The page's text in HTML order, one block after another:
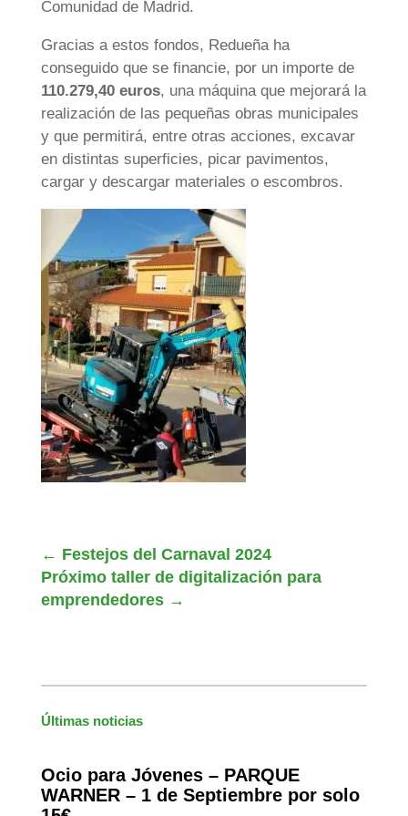
Comunidad de Madrid.
Gracias a estos fondos, Redueña ha
conseguido que se financie, por un importe de
110.279,40 euros, una máquina que mejorará la
realización de las pequeñas obras municipales
y que permitirá, entre otras acciones, excavar
en distintas superficies, picar pavimentos,
cargar y descargar materiales o escombros.
← Festejos del Carnaval 2024
Próximo taller de digitalización para
emprendedores→
Últimas noticias
Ocio para Jóvenes – PARQUE
WARNER – 1 de Septiembre por solo